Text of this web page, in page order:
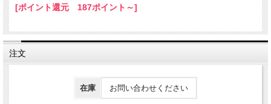
[ポイント還元 187ポイント～]
注文
在庫 お問い合わせください